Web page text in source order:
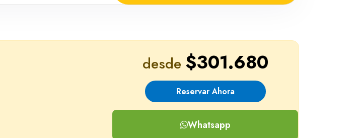
desde $301.680
Reservar Ahora
Whatsapp